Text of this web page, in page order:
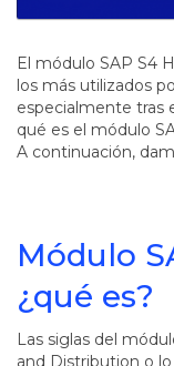
El módulo SAP S4
los más utilizados
especialmente tras
qué es el módulo
A continuación,
Módulo
¿qué es?
Las siglas del